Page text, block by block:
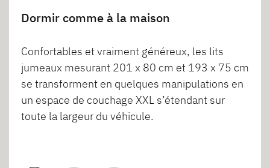
Dormir comme à la maison
Confortables et vraiment généreux, les lits
jumeaux mesurant 201 x 80 cm et 193 x 75 cm
se transforment en quelques manipulations en
un espace de couchage XXL s’étendant sur
toute la largeur du véhicule.